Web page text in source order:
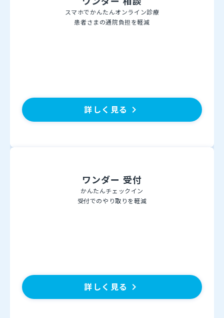
スマホでかんたんオンライン診療
患者さまの通院負担を軽減
詳しく見る keyboard_arrow_right
ワンダー 受付
かんたんチェックイン
受付でのやり取りを軽減
詳しく見る keyboard_arrow_right